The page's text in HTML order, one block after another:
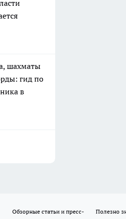
шахматы
гид по
в
Обзорные статьи и пресс-
Полезно